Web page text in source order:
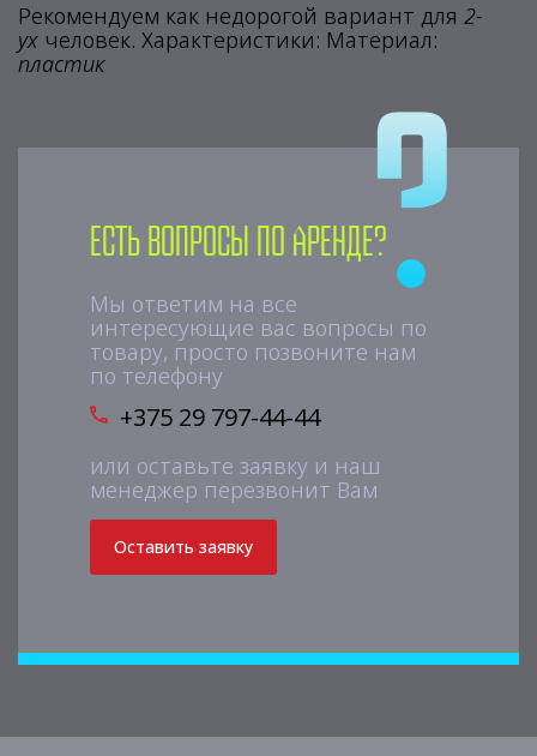
Рекомендуем как недорогой вариант для 2-
ух человек. Характеристики: Материал:
пластик
Есть вопросы по аренде?
Мы ответим на все
интересующие вас вопросы по
товару, просто позвоните нам
по телефону
+375 29 797-44-44
или оставьте заявку и наш
менеджер перезвонит Вам
Оставить заявку